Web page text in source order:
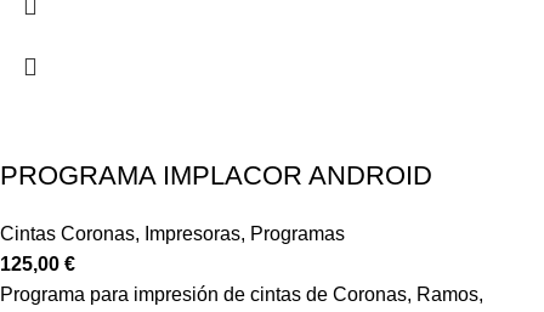
PROGRAMA IMPLACOR ANDROID
Cintas Coronas, Impresoras, Programas
125,00 €
Programa para impresión de cintas de Coronas, Ramos,